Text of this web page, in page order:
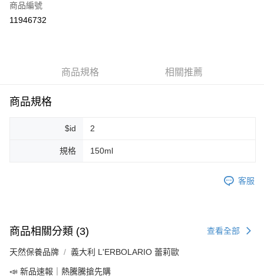
超商取貨付款
悠遊付
全家純取貨 (先付款
7-11取貨付款
商品編號
11946732
商品規格 相關推薦
商品規格
$id 2
規格 150ml
客服
商品相關分類 (3) 查看全部
天然保養品牌 義大利 L'ERBOLARIO 蕾莉歐
📣 新品速報｜熱騰騰搶先購